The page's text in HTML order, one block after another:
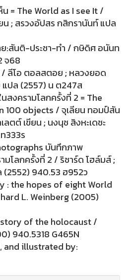
น = The World as I see It /
น ; สรวงอัปสร กสิกรานันท์ แปล
ย:สันติ-ประชา-ทำ / กษิดิศ อนันท
จ68
ลีโอ ตอลสตอย ; หลวงยอด
ปล (2557) น ต247ส
สงครามโลกครั้งที่ 2 = The
100 objects / จุเลียน ทอมป์สัน
ลตต์ เขียน ; นงนุช สิงหะเดชะ
333ร
บันทึกภาพ
มโลกครั้งที่ 2 / ริชาร์ด โฮล์มส์ ;
940.53 ฮ952ว
: the hopes of eight World
L. Weinberg (2005)
of the holocaust /
940.5318 G465N
and illustrated by: